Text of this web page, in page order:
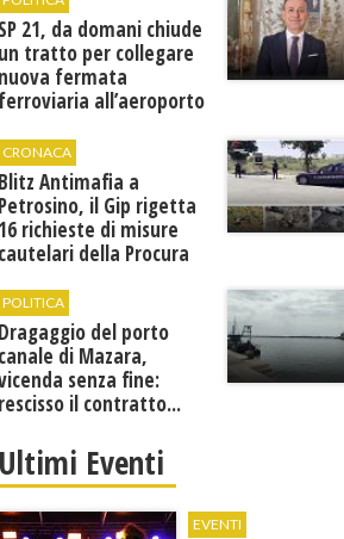
SP 21, da domani chiude
un tratto per collegare
nuova fermata
ferroviaria all’aeroporto
CRONACA
Blitz Antimafia a
Petrosino, il Gip rigetta
16 richieste di misure
cautelari della Procura
POLITICA
Dragaggio del porto
canale di Mazara,
senza fine:
rescisso il contratto...
Ultimi Eventi
EVENTI